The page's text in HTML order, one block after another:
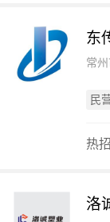
东
常
民
热招
洛